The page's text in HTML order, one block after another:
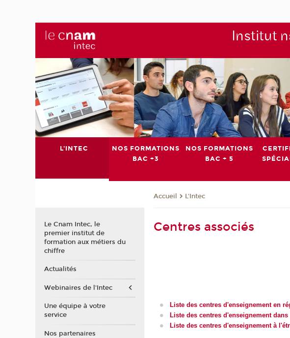
Institut
L'INTEC
NOS FORMATIONS
BAC +3
NOS FORMATIONS
BAC + 5
Accueil L'Intec
Centres associés
Liste des centres d'enseignement en
Liste des centres d'enseignement
Liste des centres d'enseignement à
Le Cnam Intec, le
premier institut de
formation aux métiers du
chiffre
Actualités
Webinaires de l'Intec
Une équipe à votre
service
Nos partenaires